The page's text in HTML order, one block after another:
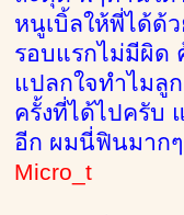
หนูเบิ้ลให้พี่ได้ด้
รอบแรกไม่มีผิด
แปลกใจทำไมลู
ครั้งที่ได้ไปครับ
อีก ผมนี่ฟินมาก
Micro_t